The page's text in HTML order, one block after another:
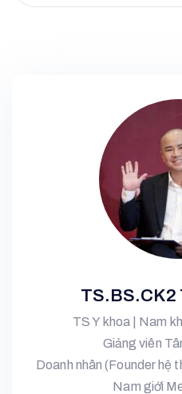
TS.BS.CK2
TS Y khoa | Nam
Giảng viên
Doanh nhân (Founder hệ
Nam giới